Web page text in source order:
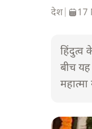
देश 17
हिंदुत्व
बीच